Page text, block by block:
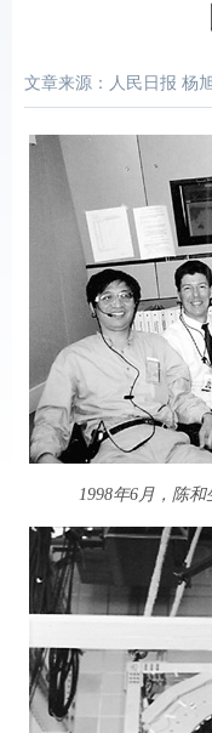
文章来源：人民日报 杨
1998年6月，陈